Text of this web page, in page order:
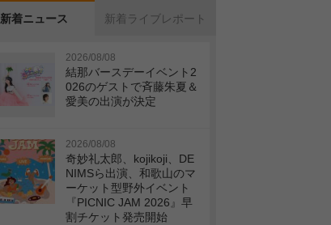
新着ニュース 新着ライブレポート
2026/08/08
結那バースデーイベント2
026のゲストで斉藤朱夏＆
愛美の出演が決定
2026/08/08
奇妙礼太郎、kojikoji、DE
NIMSら出演、和歌山のマ
ーケット型野外イベント
『PICNIC JAM 2026』早
割チケット発売開始